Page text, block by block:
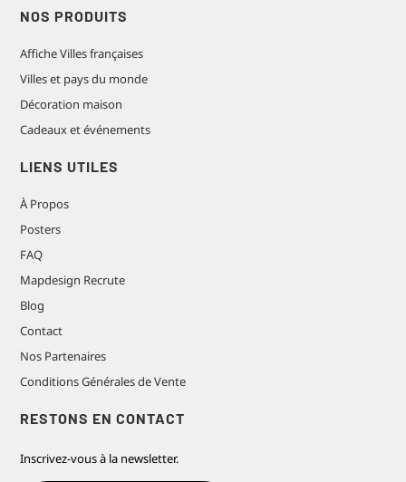
NOS PRODUITS
Affiche Villes françaises
Villes et pays du monde
Décoration maison
Cadeaux et événements
LIENS UTILES
À Propos
Posters
FAQ
Mapdesign Recrute
Blog
Contact
Nos Partenaires
Conditions Générales de Vente
RESTONS EN CONTACT
Inscrivez-vous à la newsletter.